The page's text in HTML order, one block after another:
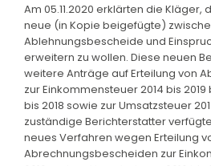
Am 05.11.2020 erklärten die
neue (in Kopie beigefügte)
Ablehnungsbescheide und
erweitern zu wollen. Diese neuen
weitere Anträge auf Erteilung von
zur Einkommensteuer 2014 bis
bis 2018 sowie zur Umsatzsteuer
zuständige Berichterstatter verfügte
neues Verfahren wegen Erteilung
Abrechnungsbescheiden zur